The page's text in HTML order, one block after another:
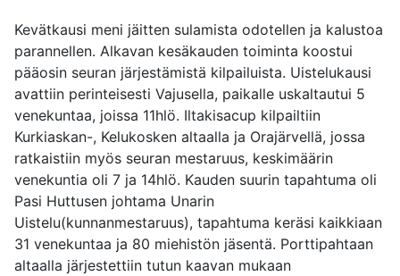
Kevätkausi meni jäitten sulamista odotellen ja kalustoa
parannellen. Alkavan kesäkauden toiminta koostui
pääosin seuran järjestämistä kilpailuista. Uistelukausi
avattiin perinteisesti Vajusella, paikalle uskaltautui 5
venekuntaa, joissa 11hlö. Iltakisacup kilpailtiin
Kurkiaskan-, Kelukosken altaalla ja Orajärvellä, jossa
ratkaistiin myös seuran mestaruus, keskimäärin
venekuntia oli 7 ja 14hlö. Kauden suurin tapahtuma oli
Pasi Huttusen johtama Unarin
Uistelu(kunnanmestaruus), tapahtuma keräsi kaikkiaan
31 venekuntaa ja 80 miehistön jäsentä. Porttipahtaan
altaalla järjestettiin tutun kaavan mukaan